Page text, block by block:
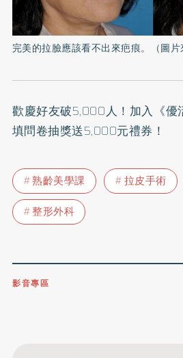
完美的拉臉應該看不出來疤痕。（圖片
歡慶好友破5,000人！加入 《
填問卷抽獎送5,000元禮券！
熟齡美學課 拉皮手術
整形外科
影音專區